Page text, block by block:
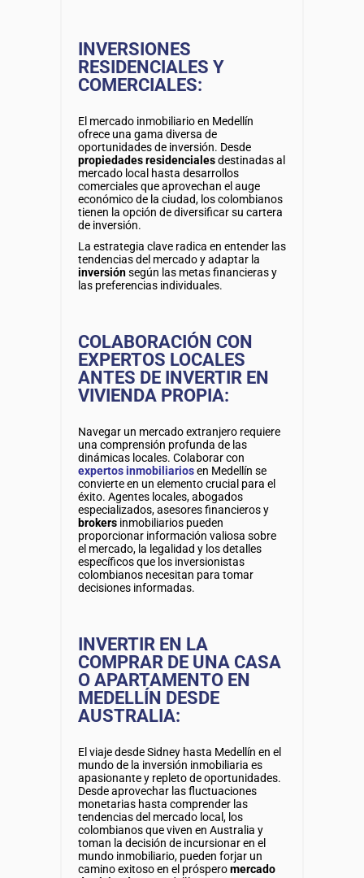
INVERSIONES
RESIDENCIALES Y
COMERCIALES:
El mercado inmobiliario en Medellín
ofrece una gama diversa de
oportunidades de inversión. Desde
propiedades residencialesdestinadas al
mercado local hasta desarrollos
comerciales que aprovechan el auge
económico de la ciudad, los colombianos
tienen la opción de diversificar su cartera
de inversión.
La estrategia clave radica en entender las
tendencias del mercado y adaptar la
inversiónsegún las metas financieras y
las preferencias individuales.
COLABORACIÓN CON
EXPERTOS LOCALES
ANTES DE INVERTIR EN
VIVIENDA PROPIA:
Navegar un mercado extranjero requiere
una comprensión profunda de las
dinámicas locales. Colaborar con
expertos inmobiliariosen Medellín se
convierte en un elemento crucial para el
éxito. Agentes locales, abogados
especializados, asesores financieros y
brokers inmobiliarios pueden
proporcionar información valiosa sobre
el mercado, la legalidad y los detalles
específicos que los inversionistas
colombianos necesitan para tomar
decisiones informadas.
INVERTIR EN LA
COMPRAR DE UNA CASA
O APARTAMENTO EN
MEDELLÍN DESDE
AUSTRALIA:
El viaje desde Sidney hasta Medellín en el
mundo de la inversión inmobiliaria es
apasionante y repleto de oportunidades.
Desde aprovechar las fluctuaciones
monetarias hasta comprender las
tendencias del mercado local, los
colombianos que viven en Australia y
toman la decisión de incursionar en el
mundo inmobiliario, pueden forjar un
camino exitoso en el prósperomercado